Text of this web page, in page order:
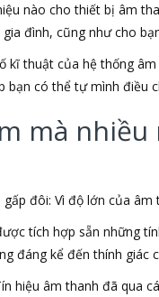
nào cho thiết bị âm
đình, cũng như cho
kĩ thuật của hệ thống
bạn có thể tự mình điều
mà
đôi: Vì độ lớn của
tích hợp sẵn những
đáng kể đến thính giác
hiệu âm thanh đã qua